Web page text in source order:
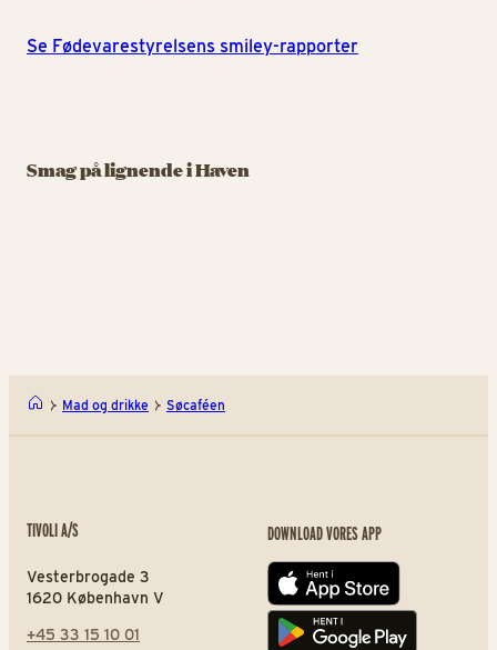
Se Fødevarestyrelsens smiley-rapporter
Smag på lignende i Haven
Brew
Mad og drikke Søcaféen
TIVOLI A/S
Vesterbrogade 3
1620 København V
+45 33 15 10 01
DOWNLOAD VORES APP
App store
Play store